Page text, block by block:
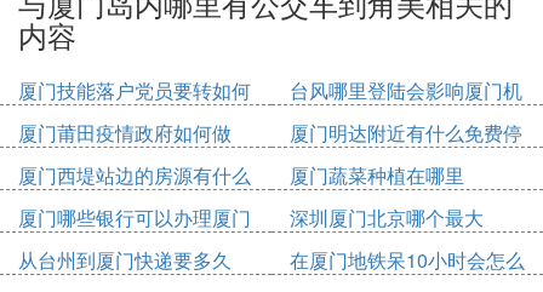
内容
厦门技能落户党员要转如何
办理
台风哪里登陆会影响厦门机
场
厦门莆田疫情政府如何做
厦门明达附近有什么免费停
车位
厦门西堤站边的房源有什么
厦门蔬菜种植在哪里
厦门哪些银行可以办理厦门
市民卡
深圳厦门北京哪个最大
从台州到厦门快递要多久
在厦门地铁呆10小时会怎么